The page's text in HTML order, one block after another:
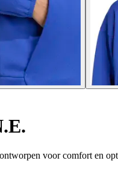
voor comfort en